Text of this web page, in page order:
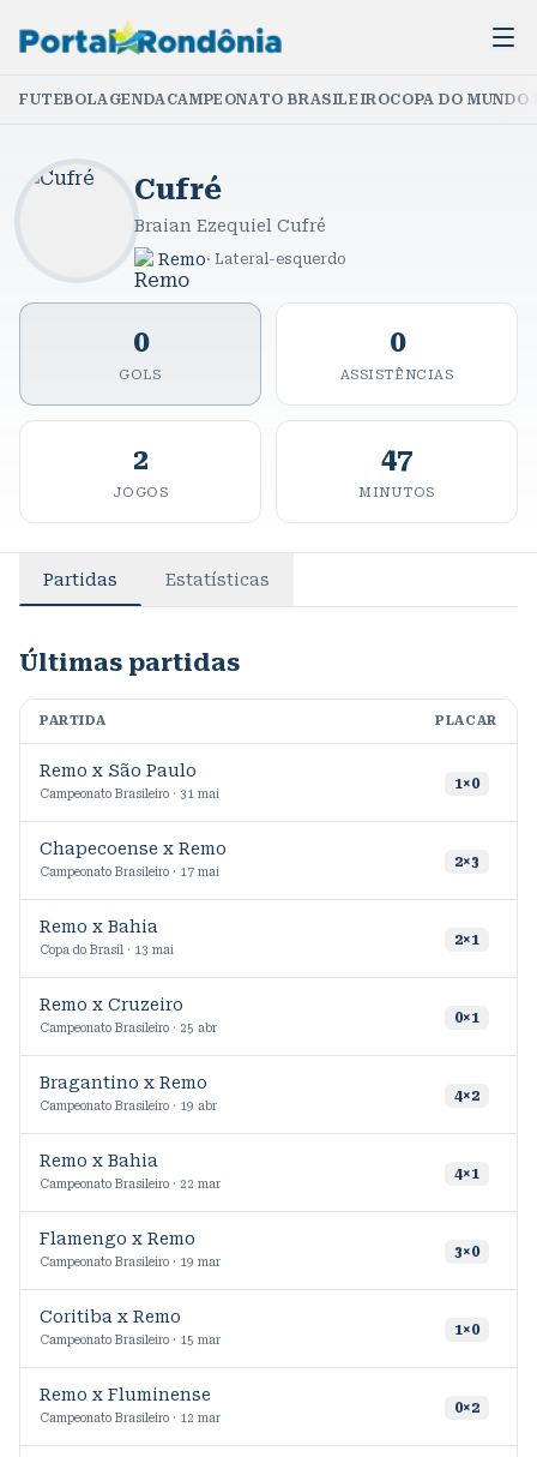
FUTEBOLAGENDACAMPEONATO BRASILEIROCOPA DO
Cufré
Braian Ezequiel Cufré
Remo· Lateral-esquerdo
0
GOLS
0
ASSISTÊNCIAS
2
JOGOS
47
MINUTOS
Partidas Estatísticas
Últimas partidas
PARTIDA PLACAR
Remo x São Paulo
Campeonato Brasileiro · 31 mai
1×0
Chapecoense x Remo
Campeonato Brasileiro · 17 mai
2×3
Remo x Bahia
Copa do Brasil · 13 mai
2×1
Remo x Cruzeiro
Campeonato Brasileiro · 25 abr
0×1
Bragantino x Remo
Campeonato Brasileiro · 19 abr
4×2
Remo x Bahia
Campeonato Brasileiro · 22 mar
4×1
Flamengo x Remo
Campeonato Brasileiro · 19 mar
3×0
Coritiba x Remo
Campeonato Brasileiro · 15 mar
1×0
Remo x Fluminense
Campeonato Brasileiro · 12 mar
0×2